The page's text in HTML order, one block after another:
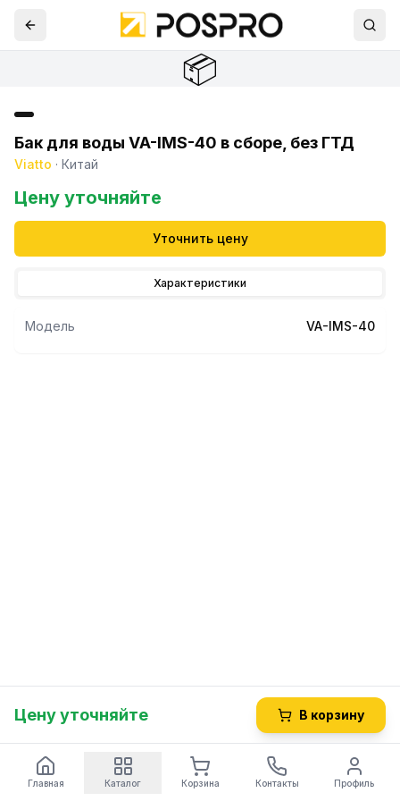
📦
Бак для воды VA-IMS-40 в сборе, без ГТД
Viatto · Китай
Цену уточняйте
Уточнить цену
Характеристики
Модель VA-IMS-40
Цену уточняйте В корзину
Главная Каталог Корзина Контакты Профиль